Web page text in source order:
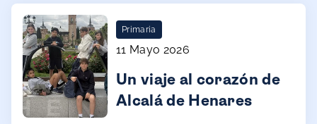
Primaria
11 Mayo 2026
Un viaje al corazón de
Alcalá de Henares